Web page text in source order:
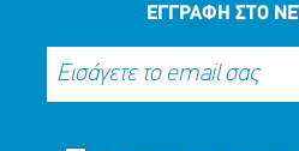
ΕΓΓΡΑΦΗ ΣΤΟ